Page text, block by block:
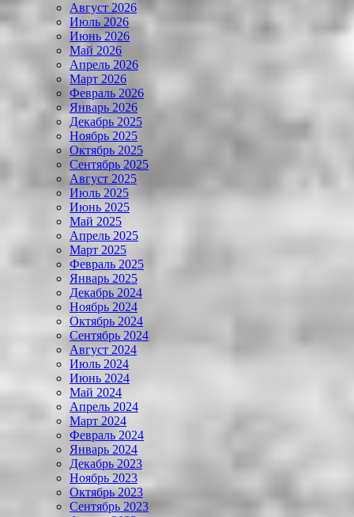
Август 2026
Июль 2026
Июнь 2026
Май 2026
Апрель 2026
Март 2026
Февраль 2026
Январь 2026
Декабрь 2025
Ноябрь 2025
Октябрь 2025
Сентябрь 2025
Август 2025
Июль 2025
Июнь 2025
Май 2025
Апрель 2025
Март 2025
Февраль 2025
Январь 2025
Декабрь 2024
Ноябрь 2024
Октябрь 2024
Сентябрь 2024
Август 2024
Июль 2024
Июнь 2024
Май 2024
Апрель 2024
Март 2024
Февраль 2024
Январь 2024
Декабрь 2023
Ноябрь 2023
Октябрь 2023
Сентябрь 2023